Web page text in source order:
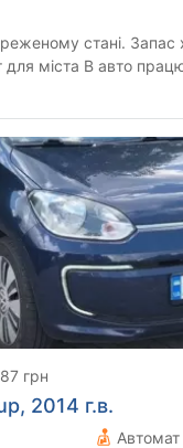
стані. Запас
для міста В авто
грн
2014 г.в.
Автомат